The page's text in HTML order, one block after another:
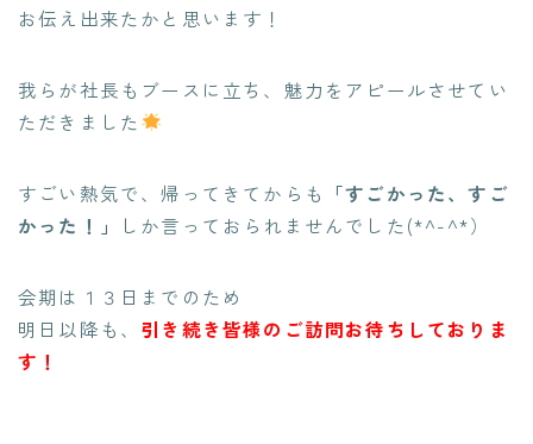
お伝え出来たかと思います！
我らが社長もブースに立ち、魅力をアピールさせてい
ただきました
すごい熱気で、帰ってきてからも
「すごかった、すご
かった！」
しか言っておられませんでした(*^-^*）
会期は１３日までのため
明日以降も、 引き続き皆様のご訪問お待ちしておりま
す！